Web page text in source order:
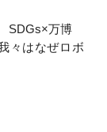
SDGs×万博
々はなぜロボ